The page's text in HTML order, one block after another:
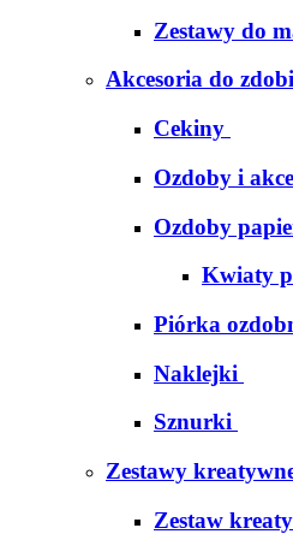
Zestawy do
Akcesoria do
Cekiny
Ozdoby i
Ozdoby
Kwiaty
Piórka
Naklejki
Sznurki
Zestawy
Zestaw